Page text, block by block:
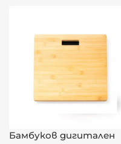
Бамбуков дигитален